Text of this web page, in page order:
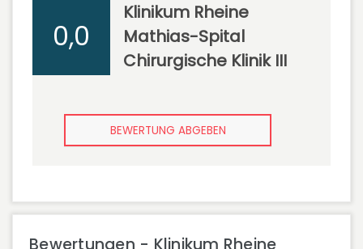
0,0
Klinikum Rheine
Mathias-Spital
Chirurgische Klinik III
BEWERTUNG ABGEBEN
Bewertungen - Klinikum Rheine